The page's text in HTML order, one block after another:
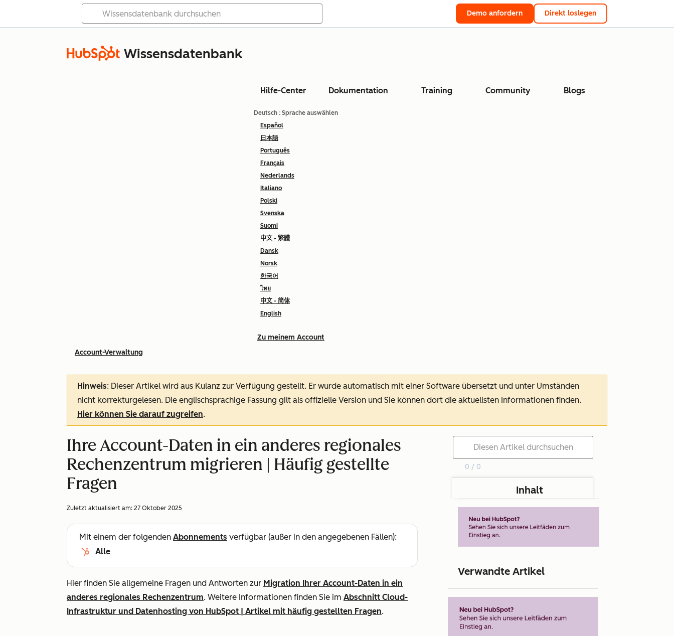
Demo anfordern Direkt loslegen
Wissensdatenbank
Hilfe-Center Dokumentation Training Community Blogs
Deutsch : Sprache auswählen
Español
日本語
Português
Français
Nederlands
Italiano
Polski
Svenska
Suomi
中文 - 繁體
Dansk
Norsk
한국어
ไทย
中文 - 简体
English
Zu meinem Account
Account-Verwaltung
Hinweis: Dieser Artikel wird aus Kulanz zur Verfügung gestellt. Er wurde automatisch mit einer Software übersetzt und unter Umständen
nicht korrekturgelesen. Die englischsprachige Fassung gilt als offizielle Version und Sie können dort die aktuellsten Informationen finden.
Hier können Sie darauf zugreifen.
Ihre Account-Daten in ein anderes regionales
Rechenzentrum migrieren | Häufig gestellte
Fragen
Zuletzt aktualisiert am: 27 Oktober 2025
Mit einem der folgenden Abonnements verfügbar (außer in den angegebenen Fällen):
Alle
Hier finden Sie allgemeine Fragen und Antworten zur Migration Ihrer Account-Daten in ein
anderes regionales Rechenzentrum. Weitere Informationen finden Sie im Abschnitt Cloud-
Infrastruktur und Datenhosting von HubSpot | Artikel mit häufig gestellten Fragen.
0 / 0
Inhalt
Verwandte Artikel